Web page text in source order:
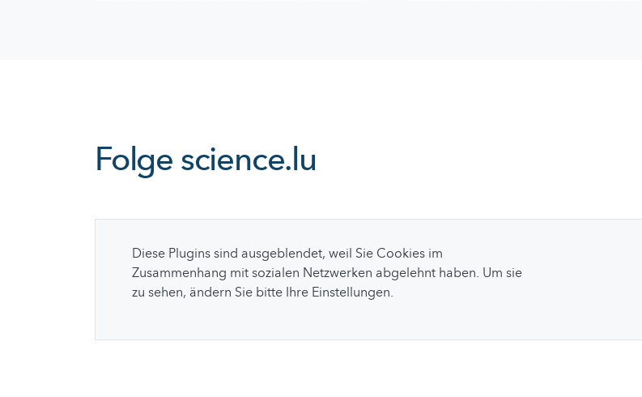
Folge science.lu
Diese Plugins sind ausgeblendet, weil Sie Cookies im
Zusammenhang mit sozialen Netzwerken abgelehnt haben. Um sie
zu sehen, ändern Sie bitte Ihre Einstellungen.